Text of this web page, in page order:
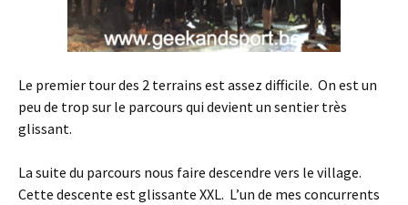
Le premier tour des 2 terrains est assez difficile. On est un
peu de trop sur le parcours qui devient un sentier très
glissant.
La suite du parcours nous faire descendre vers le village.
Cette descente est glissante XXL. L’un de mes concurrents